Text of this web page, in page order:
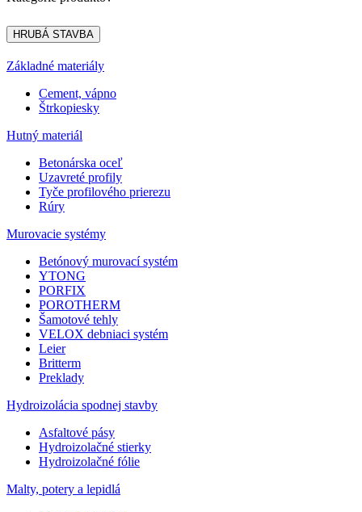
HRUBÁ STAVBA
Základné materiály
Cement, vápno
Štrkopiesky
Hutný materiál
Betonárska oceľ
Uzavreté profily
Tyče profilového prierezu
Rúry
Murovacie systémy
Betónový murovací systém
YTONG
PORFIX
POROTHERM
Šamotové tehly
VELOX debniaci systém
Leier
Britterm
Preklady
Hydroizolácia spodnej stavby
Asfaltové pásy
Hydroizolačné stierky
Hydroizolačné fólie
Malty, potery a lepidlá